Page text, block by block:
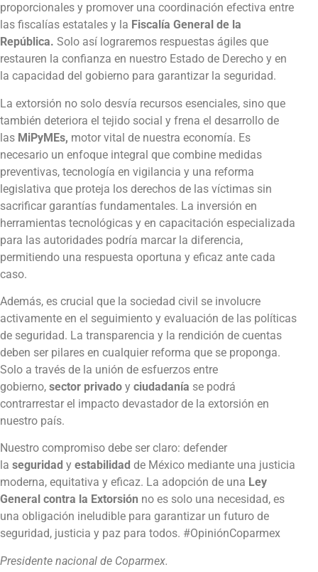
proporcionales y promover una coordinación efectiva entre
las fiscalías estatales y la Fiscalía General de la
República. Solo así lograremos respuestas ágiles que
restauren la confianza en nuestro Estado de Derecho y en
la capacidad del gobierno para garantizar la seguridad.
La extorsión no solo desvía recursos esenciales, sino que
también deteriora el tejido social y frena el desarrollo de
las MiPyMEs, motor vital de nuestra economía. Es
necesario un enfoque integral que combine medidas
preventivas, tecnología en vigilancia y una reforma
legislativa que proteja los derechos de las víctimas sin
sacrificar garantías fundamentales. La inversión en
herramientas tecnológicas y en capacitación especializada
para las autoridades podría marcar la diferencia,
permitiendo una respuesta oportuna y eficaz ante cada
caso.
Además, es crucial que la sociedad civil se involucre
activamente en el seguimiento y evaluación de las políticas
de seguridad. La transparencia y la rendición de cuentas
deben ser pilares en cualquier reforma que se proponga.
Solo a través de la unión de esfuerzos entre
gobierno, sector privado y ciudadanía se podrá
contrarrestar el impacto devastador de la extorsión en
nuestro país.
Nuestro compromiso debe ser claro: defender
la seguridad y estabilidad de México mediante una justicia
moderna, equitativa y eficaz. La adopción de una Ley
General contra la Extorsión no es solo una necesidad, es
una obligación ineludible para garantizar un futuro de
seguridad, justicia y paz para todos. #OpiniónCoparmex
Presidente nacional de Coparmex.